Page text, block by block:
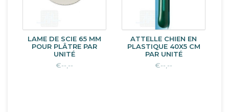
LAME DE SCIE 65 MM
POUR PLÂTRE PAR
UNITÉ
€--,--
ATTELLE CHIEN EN
PLASTIQUE 40X5 CM
PAR UNITÉ
€--,--